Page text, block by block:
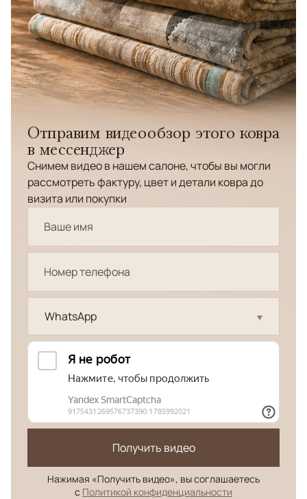
Отправим видеообзор этого ковра
в мессенджер
Снимем видео в нашем салоне, чтобы вы могли
рассмотреть фактуру, цвет и детали ковра до
визита или покупки
WhatsApp
Получить видео
Нажимая «Получить видео», вы соглашаетесь
с Политикой конфиденциальности